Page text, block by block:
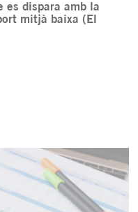
es dispara amb la
mitjà baixa (El